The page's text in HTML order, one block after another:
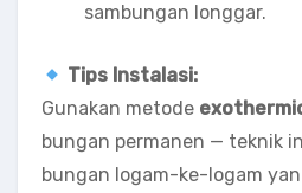
sambungan longgar.
Tips Instalasi:
Gunakan metode
bungan permanen — teknik
bungan logam-ke-logam